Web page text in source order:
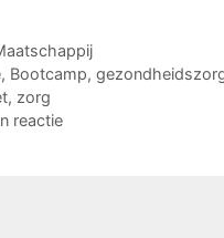
, Bootcamp,
, zorg
reactie